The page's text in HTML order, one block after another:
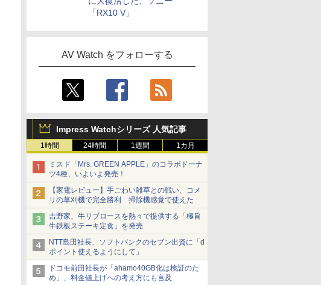
「RX10 V」
AV Watch をフォローする
Impress Watchシリーズ 人気記事
1時間 24時間 1週間 1カ月
ミスド「Mrs. GREEN APPLE」のコラボドーナ
ツ4種、いよいよ発売！
【家電レビュー】手ごわい雑草との戦い、コメ
リの草刈機で完全勝利 掃除機感覚で使えた
吉野家、牛リブロースを熱々で提供する「極旨
牛鉄板ステーキ定食」を発売
NTT島田社長、ソフトバンクのセブン出資に「d
ポイント使えるようにして」
ドコモ前田社長が「ahamo40GB化は検証のた
め」、料金値上げへの考え方にも言及